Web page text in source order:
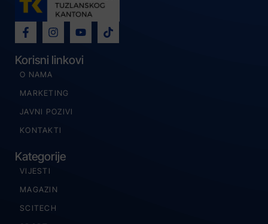
Korisni linkovi
O NAMA
MARKETING
JAVNI POZIVI
KONTAKTI
Kategorije
VIJESTI
MAGAZIN
SCITECH